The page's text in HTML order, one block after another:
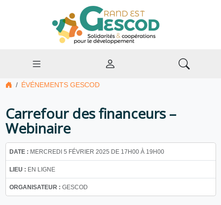
ÉVÉNEMENTS GESCOD
Carrefour des financeurs –
Webinaire
DATE : MERCREDI 5 FÉVRIER 2025 DE 17H00 À 19H00
LIEU : EN LIGNE
ORGANISATEUR : GESCOD